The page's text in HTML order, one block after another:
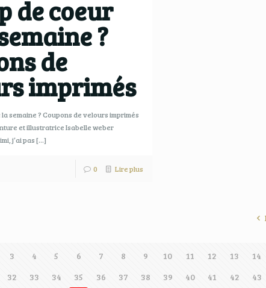
de coeur
?
de
imprimés
semaine ? Coupons de velours imprimés
et illustratrice Isabelle weber
j’ai pas[…]
0 Lire plus
3 4 5 6 7 8 9 10 11 12 13 14
32 33 34 35 36 37 38 39 40 41 42 43